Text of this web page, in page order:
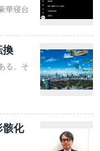
華寝台
換
る。そ
骸化